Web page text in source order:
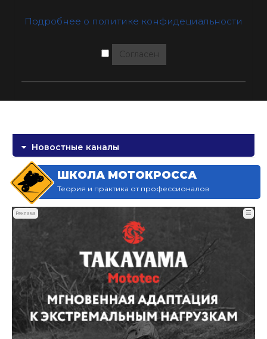
Подробнее о политике конфидециальности
Согласен
Новостные каналы
ШКОЛА МОТОКРОССА
Теория и практика от профессионалов
Реклама ☰